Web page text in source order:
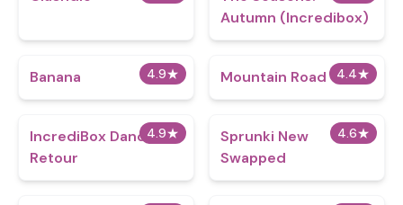
Autumn (Incredibox)
4.9★
Banana 4.4★
Mountain Road
4.9★
IncrediBox Dandy's
Retour
4.6★
Sprunki New
Swapped